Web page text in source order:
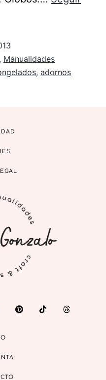
, Manualidades
, adornos